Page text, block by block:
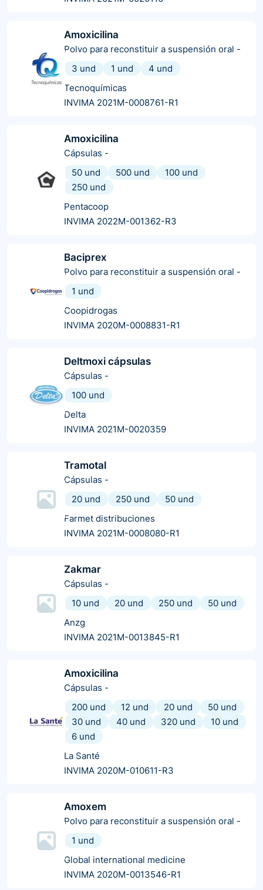
Amoxicilina
Polvo para reconstituir a suspensión oral -
3 und
1 und
4 und
Tecnoquímicas
INVIMA 2021M-0008761-R1
Amoxicilina
Cápsulas -
50 und
500 und
100 und
250 und
Pentacoop
INVIMA 2022M-001362-R3
Baciprex
Polvo para reconstituir a suspensión oral -
1 und
Coopidrogas
INVIMA 2020M-0008831-R1
Deltmoxi cápsulas
Cápsulas -
100 und
Delta
INVIMA 2021M-0020359
Tramotal
Cápsulas -
20 und
250 und
50 und
Farmet distribuciones
INVIMA 2021M-0008080-R1
Zakmar
Cápsulas -
10 und
20 und 250 und
50 und
Anzg
INVIMA 2021M-0013845-R1
Amoxicilina
Cápsulas -
200 und
12 und 20 und
50 und
30 und
40 und 320 und
10 und
6 und
La Santé
INVIMA 2020M-010611-R3
Amoxem
Polvo para reconstituir a suspensión oral -
1 und
Global international medicine
INVIMA 2020M-0013546-R1